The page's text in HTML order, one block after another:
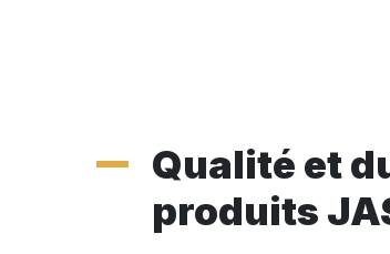
Qualité et
produits